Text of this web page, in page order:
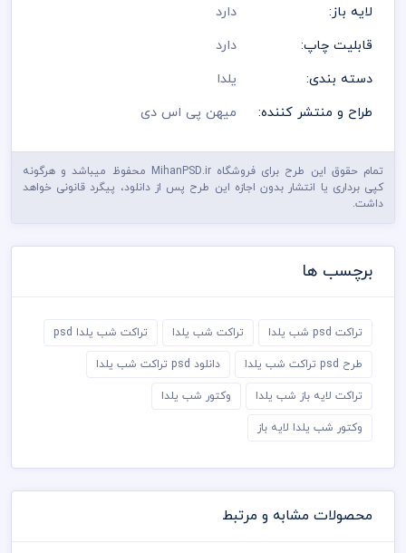
لایه باز:
دارد
قابلیت چاپ:
دارد
دسته بندی:
یلدا
طراح و منتشر کننده:
میهن پی اس دی
تمام حقوق این طرح برای فروشگاه MihanPSD.ir محفوظ میباشد و هرگونه
کپی برداری یا انتشار بدون اجازه این طرح پس از دانلود، پیگرد قانونی خواهد
داشت.
برچسب ها
تراکت psd شب یلدا تراکت شب یلدا تراکت شب یلدا psd
طرح psd تراکت شب یلدا دانلود psd تراکت شب یلدا
تراکت لایه باز شب یلدا وکتور شب یلدا
وکتور شب یلدا لایه باز
محصولات مشابه و مرتبط